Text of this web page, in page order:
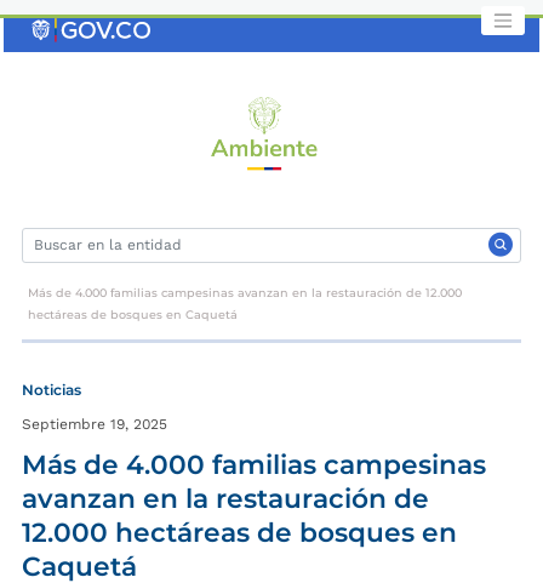
Más de 4.000 familias campesinas avanzan en la restauración de 12.000
hectáreas de bosques en Caquetá
Noticias
Septiembre 19, 2025
Más de 4.000 familias campesinas
avanzan en la restauración de
12.000 hectáreas de bosques en
Caquetá